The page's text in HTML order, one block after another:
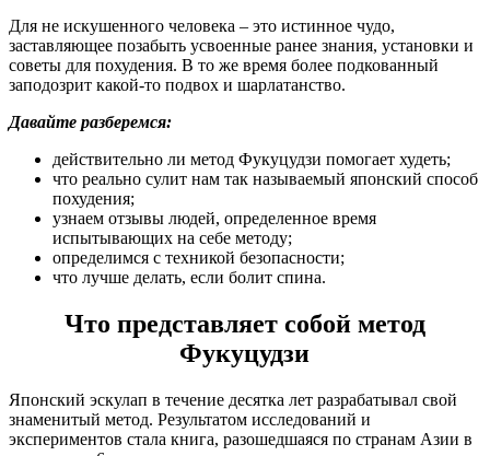
Для не искушенного человека – это истинное чудо,
заставляющее позабыть усвоенные ранее знания, установки и
советы для похудения. В то же время более подкованный
заподозрит какой-то подвох и шарлатанство.
Давайте разберемся:
действительно ли метод Фукуцудзи помогает худеть;
что реально сулит нам так называемый японский способ
похудения;
узнаем отзывы людей, определенное время
испытывающих на себе методу;
определимся с техникой безопасности;
что лучше делать, если болит спина.
Что представляет собой метод
Фукуцудзи
Японский эскулап в течение десятка лет разрабатывал свой
знаменитый метод. Результатом исследований и
экспериментов стала книга, разошедшаяся по странам Азии в